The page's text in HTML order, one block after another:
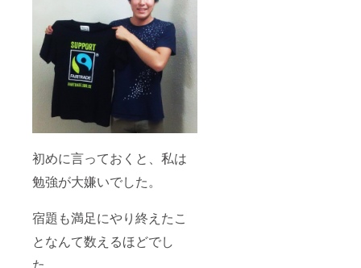
初めに言っておくと、私は
勉強が大嫌いでした。
宿題も満足にやり終えたこ
となんて数えるほどでし
た。